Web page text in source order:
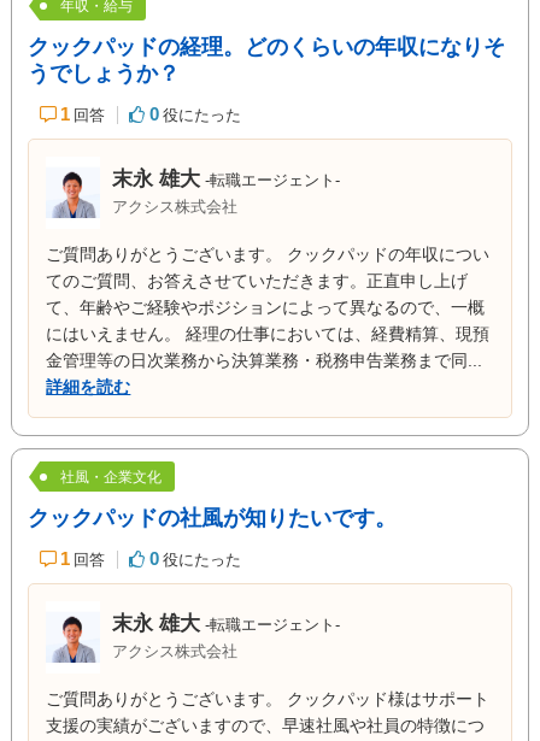
年収・給与
クックパッドの経理。どのくらいの年収になりそ
うでしょうか？
1 回答 0 役にたった
末永 雄大 -転職エージェント-
アクシス株式会社
ご質問ありがとうございます。 クックパッドの年収につい
てのご質問、お答えさせていただきます。正直申し上げ
て、年齢やご経験やポジションによって異なるので、一概
にはいえません。 経理の仕事においては、経費精算、現預
金管理等の日次業務から決算業務・税務申告業務まで同...
詳細を読む
社風・企業文化
クックパッドの社風が知りたいです。
1 回答 0 役にたった
末永 雄大 -転職エージェント-
アクシス株式会社
ご質問ありがとうございます。 クックパッド様はサポート
支援の実績がございますので、早速社風や社員の特徴につ